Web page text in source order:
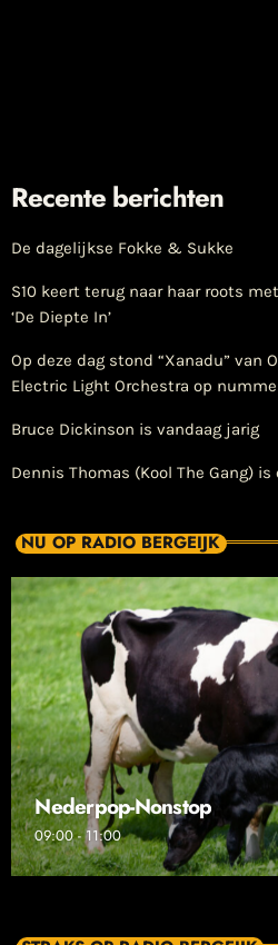
Recente berichten
De dagelijkse Fokke & Sukke
S10 keert terug naar haar roots
‘De Diepte In’
Op deze dag stond “Xanadu” van
Electric Light Orchestra op
Bruce Dickinson is vandaag jarig
Dennis Thomas (Kool The Gang) is
NU OP RADIO BERGEIJK
Nederpop-Nonstop
09:00 - 11:00